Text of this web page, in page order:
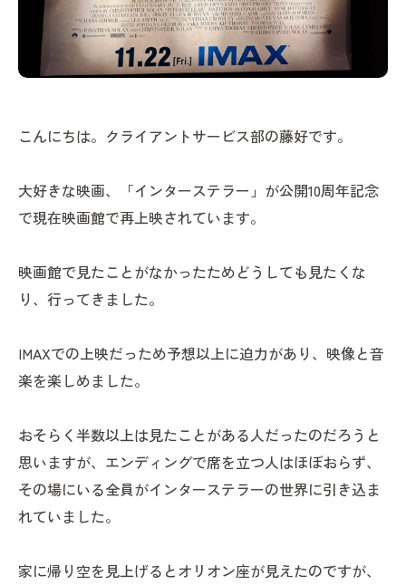
こんにちは。クライアントサービス部の藤好です。
大好きな映画、「インターステラー」が公開10周年記念
で現在映画館で再上映されています。
映画館で見たことがなかったためどうしても見たくな
り、行ってきました。
IMAXでの上映だっため予想以上に迫力があり、映像と音
楽を楽しめました。
おそらく半数以上は見たことがある人だったのだろうと
思いますが、エンディングで席を立つ人はほぼおらず、
その場にいる全員がインターステラーの世界に引き込ま
れていました。
家に帰り空を見上げるとオリオン座が見えたのですが、